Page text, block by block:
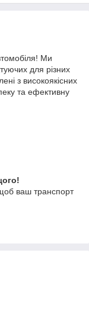
Ми
для різних
з високоякісних
та ефективну
ваш транспорт